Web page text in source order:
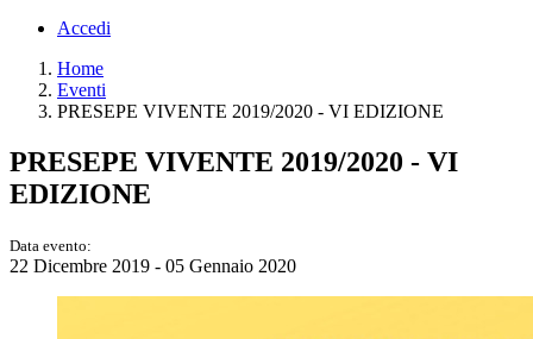
Accedi
Home
Eventi
PRESEPE VIVENTE 2019/2020 - VI EDIZIONE
PRESEPE VIVENTE 2019/2020 - VI
EDIZIONE
Data evento:
22 Dicembre 2019 - 05 Gennaio 2020